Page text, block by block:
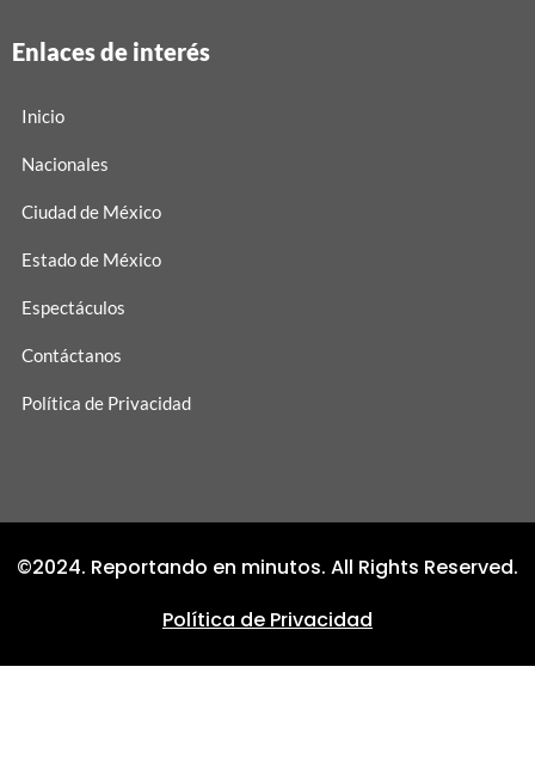
Enlaces de interés
Inicio
Nacionales
Ciudad de México
Estado de México
Espectáculos
Contáctanos
Política de Privacidad
©2024. Reportando en minutos. All Rights Reserved.
Política de Privacidad